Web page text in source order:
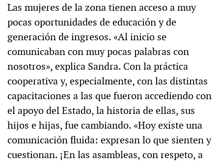
Las mujeres de la zona tienen acceso a muy
pocas oportunidades de educación y de
generación de ingresos. «Al inicio se
comunicaban con muy pocas palabras con
nosotros», explica Sandra. Con la práctica
cooperativa y, especialmente, con las distintas
capacitaciones a las que fueron accediendo con
el apoyo del Estado, la historia de ellas, sus
hijos e hijas, fue cambiando. «Hoy existe una
comunicación fluida: expresan lo que sienten y
cuestionan. ¡En las asambleas, con respeto, a